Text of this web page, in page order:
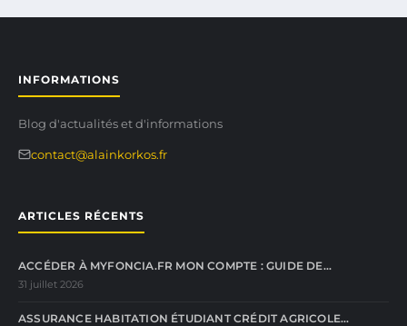
INFORMATIONS
Blog d'actualités et d'informations
contact@alainkorkos.fr
ARTICLES RÉCENTS
ACCÉDER À MYFONCIA.FR MON COMPTE : GUIDE DE…
31 juillet 2026
ASSURANCE HABITATION ÉTUDIANT CRÉDIT AGRICOLE…